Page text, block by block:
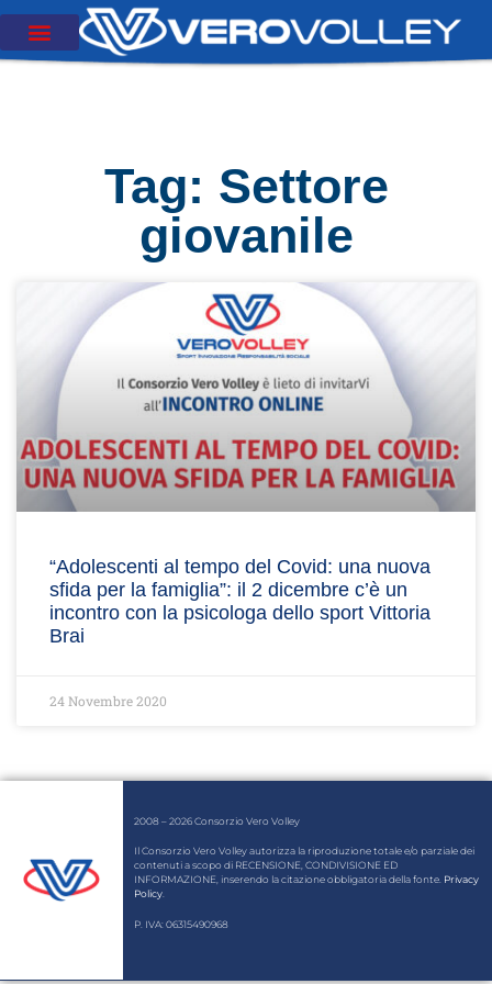
Tag: Settore
giovanile
“Adolescenti al tempo del Covid: una nuova
sfida per la famiglia”: il 2 dicembre c’è un
incontro con la psicologa dello sport Vittoria
Brai
24 Novembre 2020
2008 – 2026 Consorzio Vero Volley
Il Consorzio Vero Volley autorizza la riproduzione totale e/o parziale dei
contenuti a scopo di RECENSIONE, CONDIVISIONE ED
INFORMAZIONE, inserendo la citazione obbligatoria della fonte. Privacy
Policy.
P. IVA: 06315490968